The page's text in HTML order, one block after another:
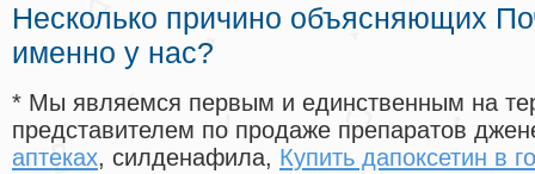
Несколько причино объясняющих
именно у нас?
* Мы являемся первым и единственным на
представителем по продаже препаратов
аптеках, силденафила, Купить дапоксетин в